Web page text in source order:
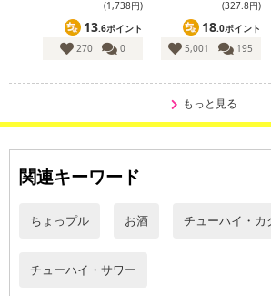
【配送伝票番号について】
※配送形態がメール便の商品については、商
伝票番号がマイページに表示されない場合も
※配送日時の指定が可能な商品の場合、商品
配送日、配送時間が異なる可能性がございま
ん。
発送日カレンダー
(1,738円)
13.6ポイント
270
0
(327.8円)
18.0ポイント
5,001
195
もっと見る
関連キーワード
ちょっプル お酒 チューハイ・カ
チューハイ・サワー